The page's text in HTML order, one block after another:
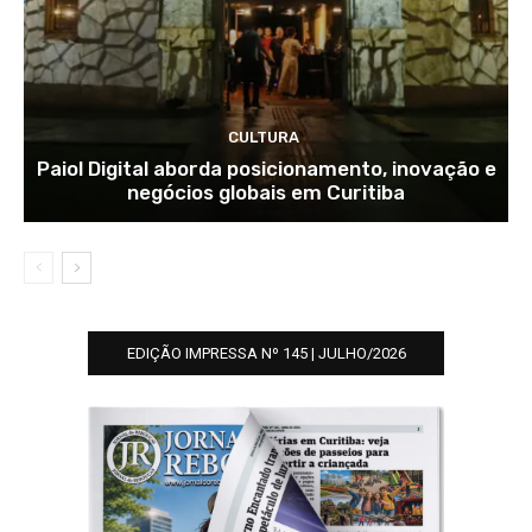
CULTURA
Paiol Digital aborda posicionamento, inovação e
negócios globais em Curitiba
EDIÇÃO IMPRESSA Nº 145 | JULHO/2026